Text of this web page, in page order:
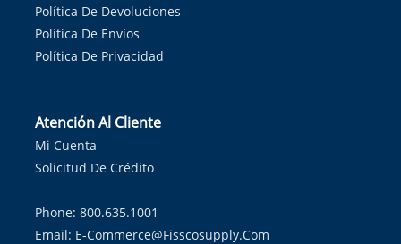
Política De Devoluciones
Política De Envíos
Política De Privacidad
Atención Al Cliente
Mi Cuenta
Solicitud De Crédito
Phone: 800.635.1001
Email: E-Commerce@fisscosupply.com